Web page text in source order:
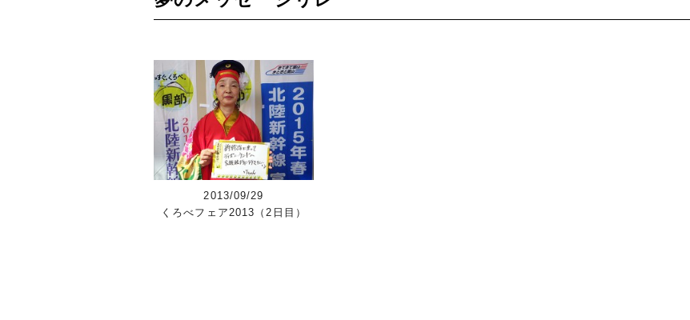
2013/09/29
くろべフェア2013（2日目）